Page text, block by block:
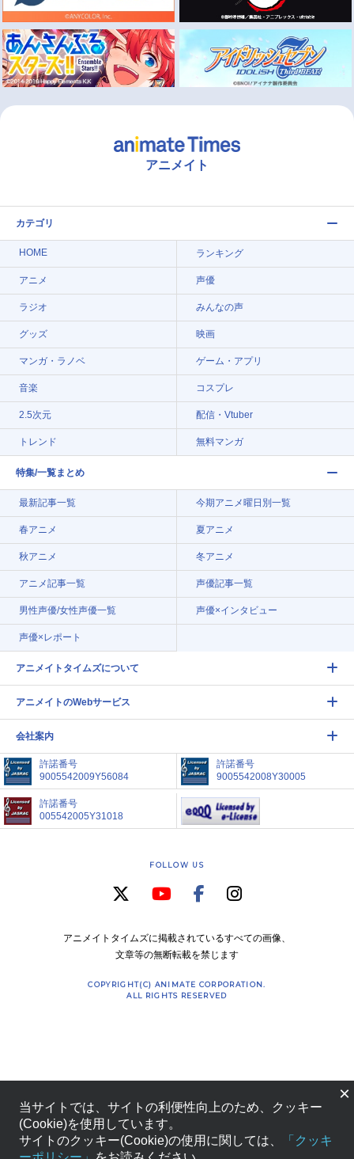
アニメイト
カテゴリ
HOME ランキング
アニメ 声優
ラジオ みんなの声
グッズ 映画
マンガ・ラノベ ゲーム・アプリ
音楽 コスプレ
2.5次元 配信・Vtuber
トレンド 無料マンガ
特集/一覧まとめ
最新記事一覧 今期アニメ曜日別一覧
春アニメ 夏アニメ
秋アニメ 冬アニメ
アニメ記事一覧 声優記事一覧
男性声優/女性声優一覧 声優×インタビュー
声優×レポート
アニメイトタイムズについて
アニメイトのWebサービス
会社案内
許諾番号
9005542009Y56084
許諾番号
9005542008Y30005
許諾番号
005542005Y31018
FOLLOW US
アニメイトタイムズに掲載されているすべての画像、
文章等の無断転載を禁じます
COPYRIGHT(C) ANIMATE CORPORATION.
ALL RIGHTS RESERVED
×
当サイトでは、サイトの利便性向上のため、クッキー
(Cookie)を使用しています。
サイトのクッキー(Cookie)の使用に関しては、
「クッキ